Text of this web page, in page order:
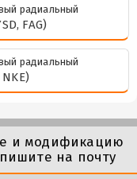
радиальный
FAG)
радиальный
NKE)
и модификацию
на почту